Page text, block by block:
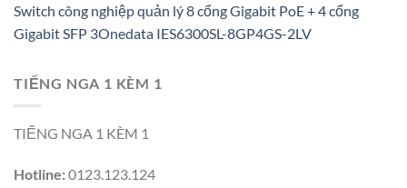
Switch công nghiệp quản lý 8 cổng Gigabit PoE + 4 cổng
Gigabit SFP 3Onedata IES6300SL-8GP4GS-2LV
TIẾNG NGA 1 KÈM 1
TIẾNG NGA 1 KÈM 1
Hotline:0123.123.124